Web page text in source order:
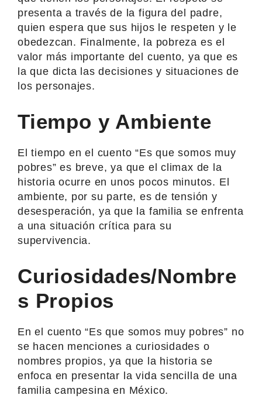
presenta a través de la figura del padre,
quien espera que sus hijos le respeten y le
obedezcan. Finalmente, la pobreza es el
valor más importante del cuento, ya que es
la que dicta las decisiones y situaciones de
los personajes.
Tiempo y Ambiente
El tiempo en el cuento “Es que somos muy
pobres” es breve, ya que el climax de la
historia ocurre en unos pocos minutos. El
ambiente, por su parte, es de tensión y
desesperación, ya que la familia se enfrenta
a una situación crítica para su
supervivencia.
Curiosidades/Nombre
s Propios
En el cuento “Es que somos muy pobres” no
se hacen menciones a curiosidades o
nombres propios, ya que la historia se
enfoca en presentar la vida sencilla de una
familia campesina en México.